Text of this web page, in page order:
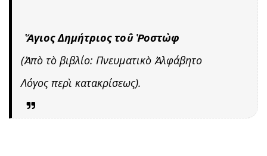
​Ἅγιος Δημήτριος τοῦ Ῥοστὼφ
(Ἀπὸ τὸ βιβλίο: Πνευματικὸ Ἀλφάβητο
Λόγος περὶ κατακρίσεως).